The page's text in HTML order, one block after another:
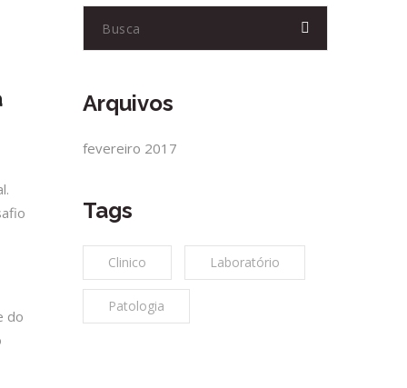
do
Arquivos
fevereiro 2017
Tags
Clinico Laboratório
Patologia